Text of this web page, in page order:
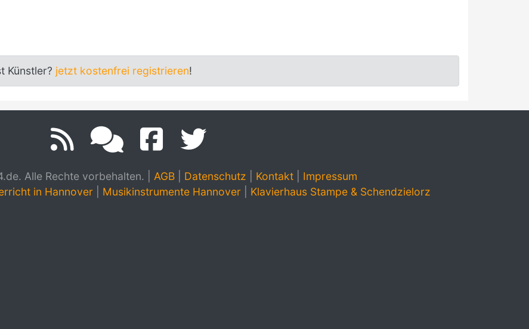
Künstler? jetzt kostenfrei registrieren!
Alle Rechte vorbehalten. AGB| Datenschutz Kontakt| Impressum
in Hannover Musikinstrumente Hannover Klavierhaus Stampe & Schendzielorz